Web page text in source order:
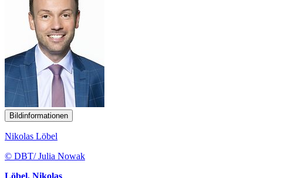
Bildinformationen
Nikolas Löbel
© DBT/ Julia Nowak
Löbel, Nikolas